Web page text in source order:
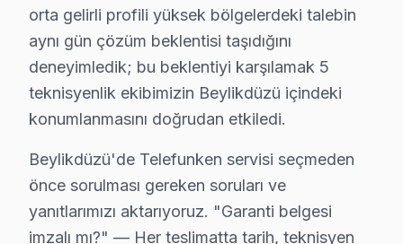
İkincisi anakart güç düzlemleri: Telefunken UHD
Üçüncüsü eMMC depolama: Telefunken LED
Beylikdüzü'de söz konusu model akıllı TV
Ama değer hesabı yalnızca ilk satın alma fiyatıyla
orta gelirli profilli Beylikdüzü'de müşterilerimiz bu
Beylikdüzü'deki Telefunken servis hacmi takvim
İkinci pik — Mart sonu: Bahar temizliği sırasında
Üçüncü pik — Haziran: Ramazan Bayramı ve yaz
orta gelirli profili yüksek bölgelerdeki talebin
aynı gün çözüm beklentisi taşıdığını
deneyimledik; bu beklentiyi karşılamak 5
teknisyenlik ekibimizin Beylikdüzü içindeki
konumlanmasını doğrudan etkiledi.
Beylikdüzü'de Telefunken servisi seçmeden
önce sorulması gereken soruları ve
yanıtlarımızı aktarıyoruz. "Garanti belgesi
imzalı mı?" — Her teslimatta tarih, teknisyen